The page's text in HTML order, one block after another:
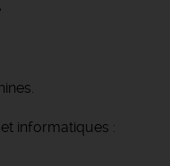
informatiques :